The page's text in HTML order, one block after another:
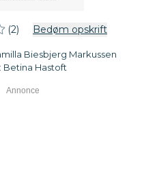
(2) Bedøm opskrift
Biesbjerg Markussen
Betina Hastoft